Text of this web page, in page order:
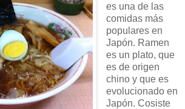
es una de las
comidas más
populares en
Japón. Ramen
es un plato, que
es de origen
chino y que es
evolucionado en
Japón. Cosiste